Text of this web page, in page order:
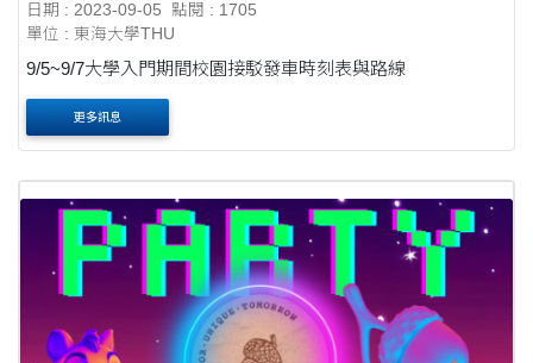
日期 : 2023-09-05
點閱 : 1705
單位 : 東海大學THU
9/5~9/7大學入門期間校園接駁發車時刻表與路線
更多訊息